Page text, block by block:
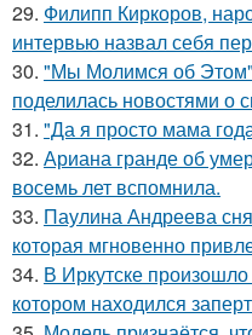
29. Филипп Киркоров,
интервью назвал себя
30. "Мы Молимся об
поделилась новостями о
31. "Да я просто мама
32. Ариана гранде об
восемь лет вспомнила.
33. Паулина Андреева
которая мгновенно
34. В Иркутске
котором находился